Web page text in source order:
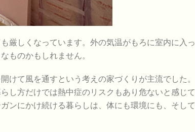
厳しくなっています。外の気温がもろに室内に入っ
ものかもしれません。
て風を通すという考えの家づくりが主流でした。
し方だけでは熱中症のリスクもあり危ないと感じて
ンにかけ続ける暮らしは、体にも環境にも、そして